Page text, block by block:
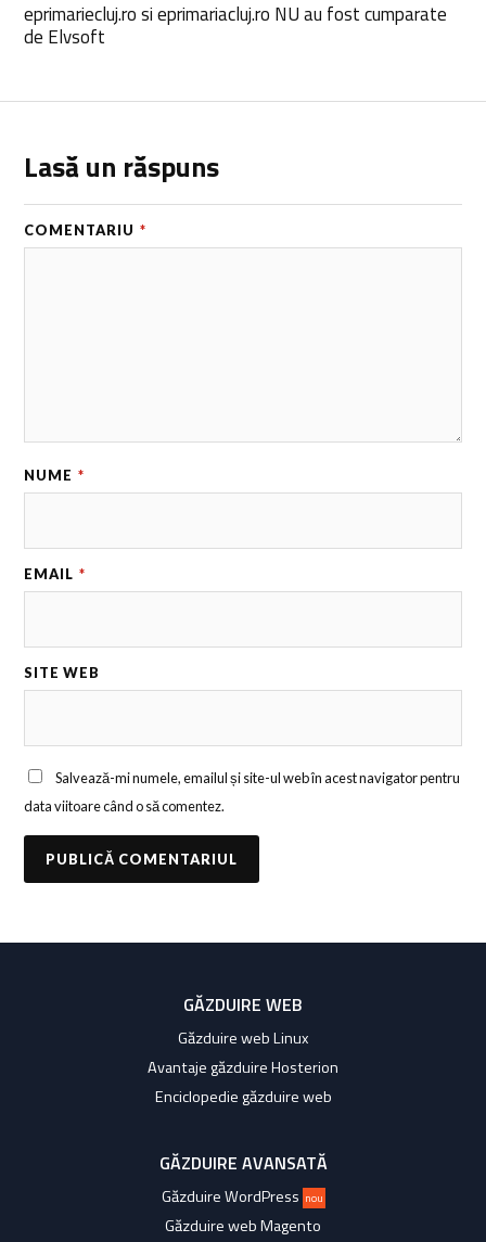
eprimariecluj.ro si eprimariacluj.ro NU au fost cumparate
de Elvsoft
Lasă un răspuns
COMENTARIU *
NUME *
EMAIL *
SITE WEB
Salvează-mi numele, emailul și site-ul web în acest navigator pentru
data viitoare când o să comentez.
GĂZDUIRE WEB
Găzduire web Linux
Avantaje găzduire Hosterion
Enciclopedie găzduire web
GĂZDUIRE AVANSATĂ
Găzduire WordPress nou
Găzduire web Magento